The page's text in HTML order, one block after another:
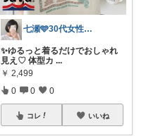
七瀬🩵30代女性ファッション&美容🩵
✨ゆるっと着るだけでおしゃれ
見え♡ 体型カ ...
￥ 2,499
0 0 0
コレ いいね